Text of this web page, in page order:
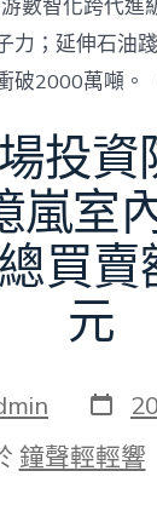
數智化跨代進
力；延伸石油
破2000萬噸。
投資
嵐室
買賣
元
發
表
日
期
鐘聲輕輕響